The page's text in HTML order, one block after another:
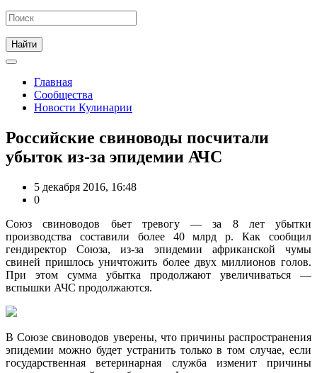
Главная
Сообщества
Новости Кулинарии
Российские свиноводы посчитали
убыток из-за эпидемии АЧС
5 декабря 2016, 16:48
0
Союз свиноводов бьет тревогу — за 8 лет убытки
производства составили более 40 млрд р. Как сообщил
гендиректор Союза, из-за эпидемии африканской чумы
свиней пришлось уничтожить более двух миллионов голов.
При этом сумма убытка продолжают увеличиваться —
вспышки АЧС продолжаются.
В Союзе свиноводов уверены, что причины распространения
эпидемии можно будет устранить только в том случае, если
государственная ветеринарная служба изменит причины